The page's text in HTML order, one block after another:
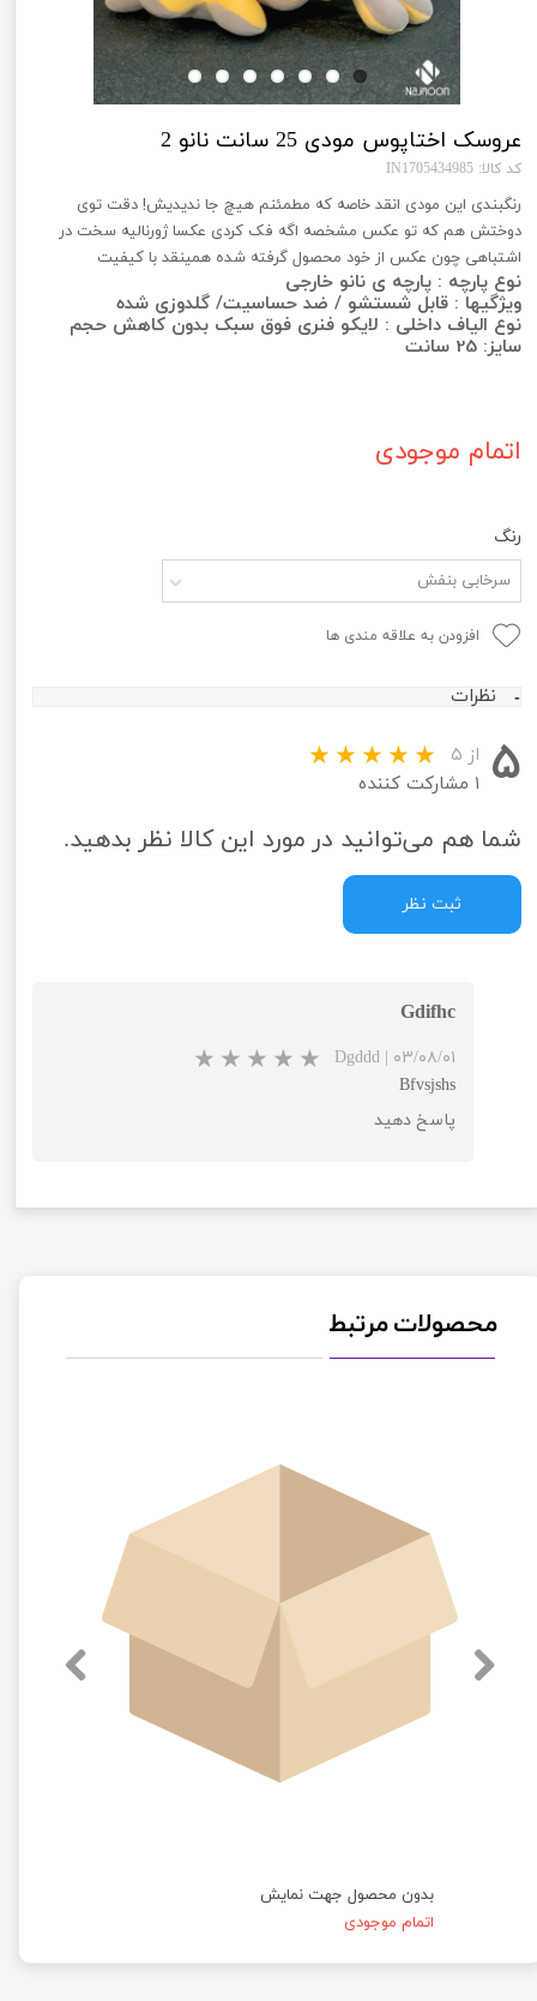
عروسک اختاپوس مودی 25 سانت نانو 2
کد کالا: IN1705434985
اتمام موجودی
رنگبندی این مودی انقد خاصه که مطمئنم هیچ جا ندیدیش! دقت توی
دوختش هم که تو عکس مشخصه اگه فک کردی عکسا ژورنالیه سخت در
اشتباهی چون عکس از خود محصول گرفته شده همینقد با کیفیت
نوع پارچه : پارچه ی نانو خارجی
ویژگیها : قابل شستشو / ضد حساسیت/ گلدوزی شده
نوع الیاف داخلی : لایکو فنری فوق سبک بدون کاهش حجم
سایز: 25 سانت
رنگ
سرخابی بنفش
افزودن به علاقه مندی ها
نظرات
۵ از ۵
★★
۱ مشارکت کننده
شما هم می‌توانید در مورد این کالا نظر بدهید.
ثبت نظر
Gdifhc
Dgddd | ۰۳/۰۸/۰۱
★★★
Bfvsjshs
پاسخ دهید
محصولات مرتبط
بدون محصول جهت نمایش
اتمام موجودی